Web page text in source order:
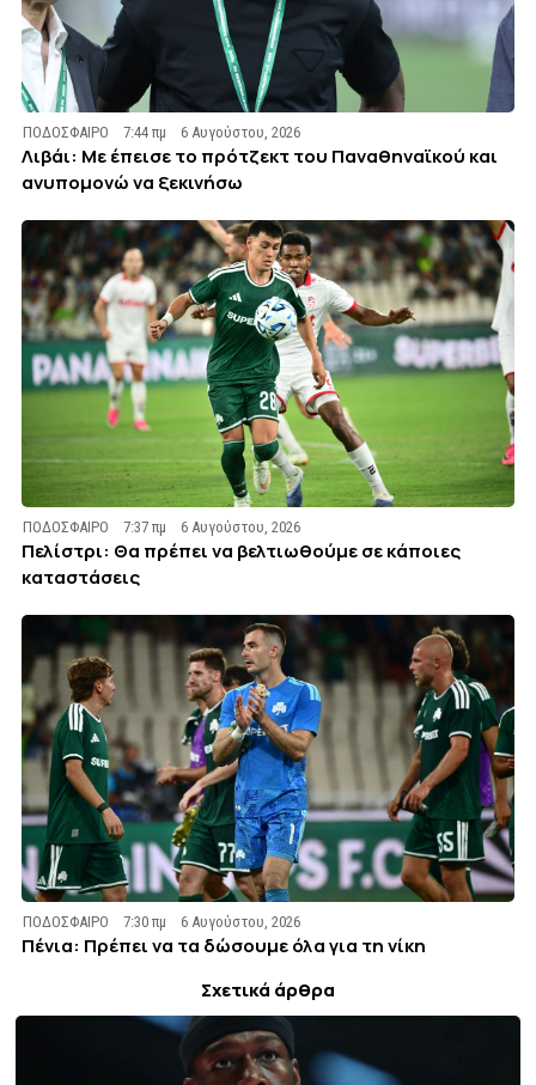
ΠΟΔΟΣΦΑΙΡΟ 7:44 πμ 6 Αυγούστου, 2026
Λιβάι: Με έπεισε το πρότζεκτ του Παναθηναϊκού και
ανυπομονώ να ξεκινήσω
ΠΟΔΟΣΦΑΙΡΟ 7:37 πμ 6 Αυγούστου, 2026
Πελίστρι: Θα πρέπει να βελτιωθούμε σε κάποιες
καταστάσεις
ΠΟΔΟΣΦΑΙΡΟ 7:30 πμ 6 Αυγούστου, 2026
Πένια: Πρέπει να τα δώσουμε όλα για τη νίκη
Σχετικά άρθρα